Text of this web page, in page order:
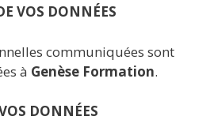
VOS DONNÉES
communiquées sont
à Genèse Formation.
DONNÉES